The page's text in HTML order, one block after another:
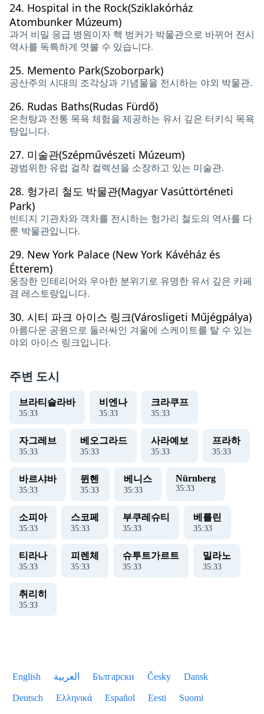
24. Hospital in the Rock(Sziklakórház
Atombunker Múzeum)
과거 비밀 응급 병원이자 핵 벙커가 박물관으로 바뀌어 전시
역사를 독특하게 엿볼 수 있습니다.
25. Memento Park(Szoborpark)
공산주의 시대의 조각상과 기념물을 전시하는 야외 박물관.
26. Rudas Baths(Rudas Fürdő)
온천탕과 전통 목욕 체험을 제공하는 유서 깊은 터키식 목욕
탕입니다.
27. 미술관(Szépművészeti Múzeum)
광범위한 유럽 걸작 컬렉션을 소장하고 있는 미술관.
28. 헝가리 철도 박물관(Magyar Vasúttörténeti
Park)
빈티지 기관차와 객차를 전시하는 헝가리 철도의 역사를 다
룬 박물관입니다.
29. New York Palace (New York Kávéház és
Étterem)
웅장한 인테리어와 우아한 분위기로 유명한 유서 깊은 카페
겸 레스토랑입니다.
30. 시티 파크 아이스 링크(Városligeti Műjégpálya)
아름다운 공원으로 둘러싸인 겨울에 스케이트를 탈 수 있는
야외 아이스 링크입니다.
주변 도시
브라티슬라바
35:34
비엔나
35:34
크라쿠프
35:34
자그레브
35:34
베오그라드
35:34
사라예보
35:34
프라하
35:34
바르샤바
35:34
뮌헨
35:34
베니스
35:34
Nürnberg
35:34
소피아
35:34
스코페
35:34
부쿠레슈티
35:34
베를린
35:34
티라나
35:34
피렌체
35:34
슈투트가르트
35:34
밀라노
35:34
취리히
35:34
English العربية Български Česky Dansk
Deutsch Ελληνικά Español Eesti Suomi